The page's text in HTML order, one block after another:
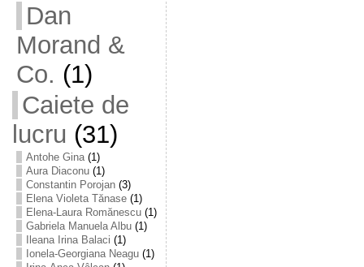
Dan
Morand &
Co. (1)
Caiete de
lucru (31)
Antohe Gina(1)
Aura Diaconu(1)
Constantin Porojan(3)
Elena Violeta Tănase(1)
Elena-Laura Romănescu(1)
Gabriela Manuela Albu(1)
Ileana Irina Balaci (1)
Ionela-Georgiana Neagu(1)